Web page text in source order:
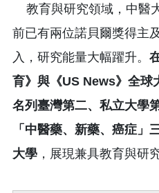
教育與研究領域，中醫
前已有兩位諾貝爾獎得主
入，研究能量大幅躍升。
育》與《US News》全球
名列臺灣第二、私立大學
「中醫藥、新藥、癌症」
大學 ，展現兼具教育與研